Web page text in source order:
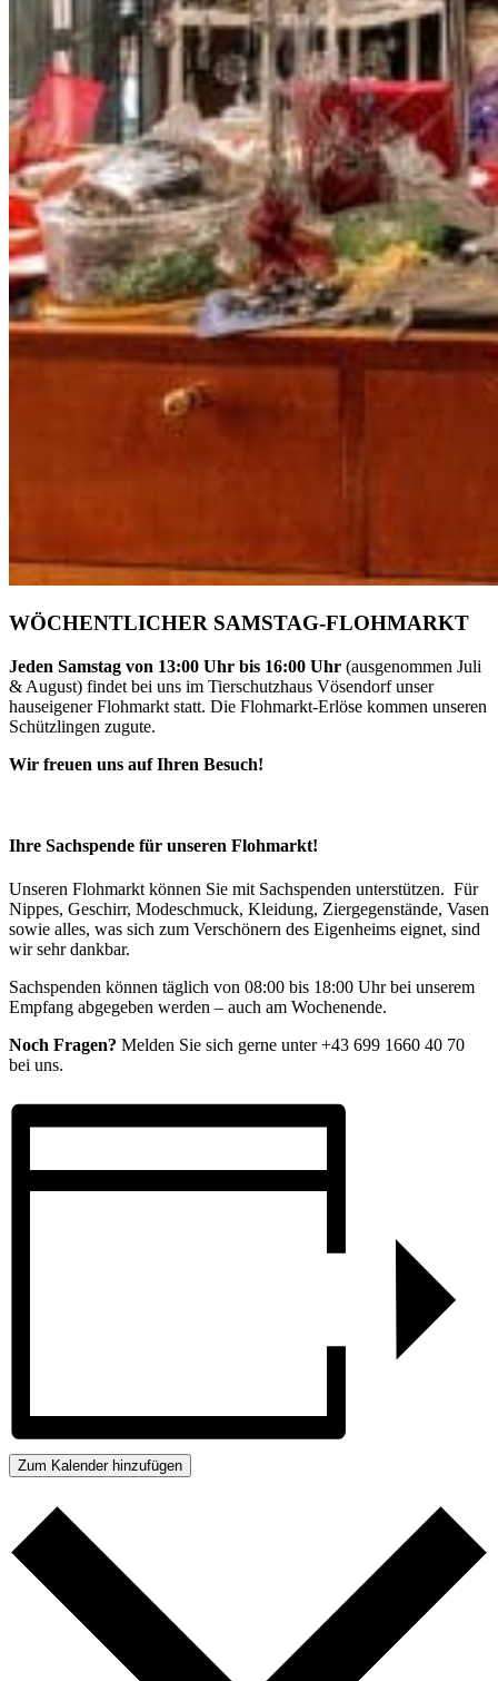
WÖCHENTLICHER SAMSTAG-FLOHMARKT
Jeden Samstag von 13:00 Uhr bis 16:00 Uhr (ausgenommen Juli
& August) findet bei uns im Tierschutzhaus Vösendorf unser
hauseigener Flohmarkt statt. Die Flohmarkt-Erlöse kommen unseren
Schützlingen zugute.
Wir freuen uns auf Ihren Besuch!
Ihre Sachspende für unseren Flohmarkt!
Unseren Flohmarkt können Sie mit Sachspenden unterstützen. Für
Nippes, Geschirr, Modeschmuck, Kleidung, Ziergegenstände, Vasen
sowie alles, was sich zum Verschönern des Eigenheims eignet, sind
wir sehr dankbar.
Sachspenden können täglich von 08:00 bis 18:00 Uhr bei unserem
Empfang abgegeben werden – auch am Wochenende.
Noch Fragen? Melden Sie sich gerne unter +43 699 1660 40 70
bei uns.
Zum Kalender hinzufügen